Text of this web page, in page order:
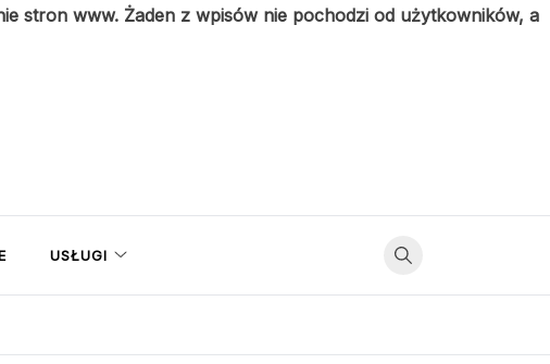
stron www. Żaden z wpisów nie pochodzi od użytkowników, a
USŁUGI